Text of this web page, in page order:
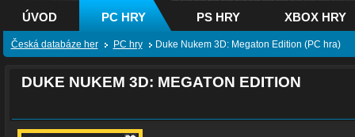
ÚVOD PC HRY PS HRY XBOX HRY
Česká databáze her PC hry Duke Nukem 3D: Megaton Edition (PC hra)
DUKE NUKEM 3D: MEGATON EDITION